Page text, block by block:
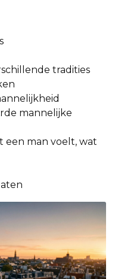
tradities
mannelijke
een man voelt, wat